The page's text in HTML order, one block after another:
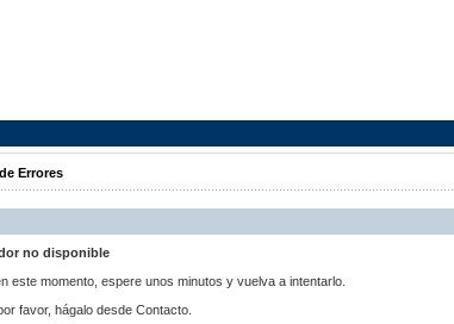
Errores
no disponible
este momento, espere unos minutos y vuelva a intentarlo.
favor, hágalo desde Contacto.